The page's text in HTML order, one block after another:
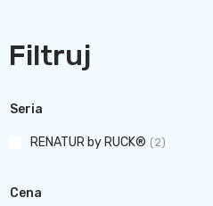
Filtruj
Seria
RENATUR by RUCK® 2
Cena